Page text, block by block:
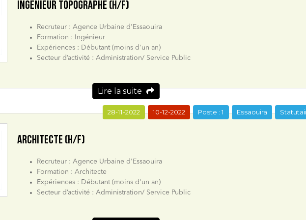
INGÉNIEUR TOPOGRAPHE (H/F)
Recruteur : Agence Urbaine d'Essaouira
Formation : Ingénieur
Expériences : Débutant (moins d'un an)
Secteur d’activité : Administration/ Service Public
Lire la suite
ARCHITECTE (H/F)
Recruteur : Agence Urbaine d'Essaouira
Formation : Architecte
Expériences : Débutant (moins d'un an)
Secteur d’activité : Administration/ Service Public
Essaouira
Poste : 1
10-12-2022
28-11-2022